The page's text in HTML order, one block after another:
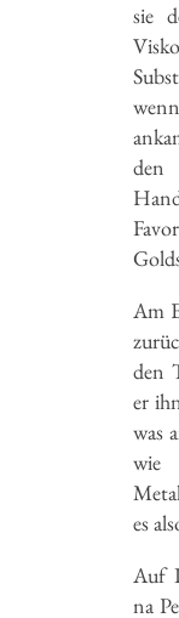
sie
Am
den
er
was
wie
es
Auf
na